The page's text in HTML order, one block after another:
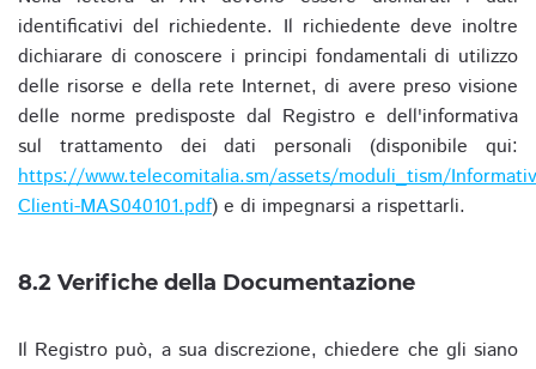
identificativi del richiedente. Il richiedente deve inoltre
dichiarare di conoscere i principi fondamentali di utilizzo
delle risorse e della rete Internet, di avere preso visione
delle norme predisposte dal Registro e dell'informativa
sul trattamento dei dati personali (disponibile qui:
https://www.telecomitalia.sm/assets/moduli_tism/
Clienti-MAS040101.pdf) e di impegnarsi a rispettarli.
8.2 Verifiche della Documentazione
Il Registro può, a sua discrezione, chiedere che gli siano